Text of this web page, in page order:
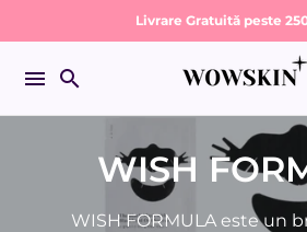
la
conținut
Livrare Gratuită peste
menu search
WISH
WISH FORMULA este un